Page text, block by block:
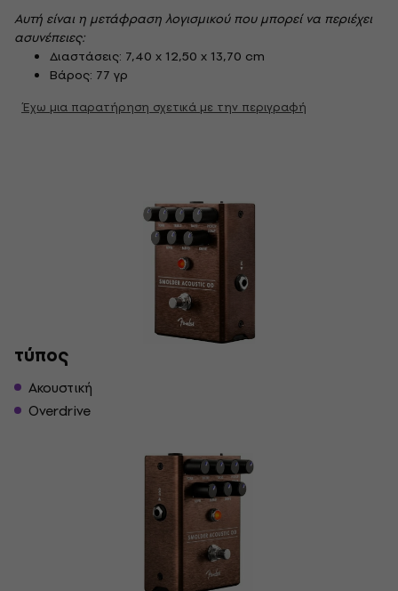
Αυτή είναι η μετάφραση λογισμικού που μπορεί να περιέχει
ασυνέπειες:
Διαστάσεις: 7,40 x 12,50 x 13,70 cm
Βάρος: 77 γρ
Έχω μια παρατήρηση σχετικά με την περιγραφή
τύπος
Ακουστική
Overdrive